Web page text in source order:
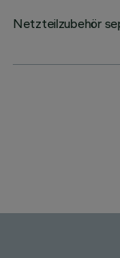
Netzteilzubehör